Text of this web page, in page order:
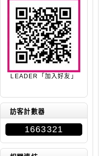
LEADER「加入好友」
訪客計數器
1663321